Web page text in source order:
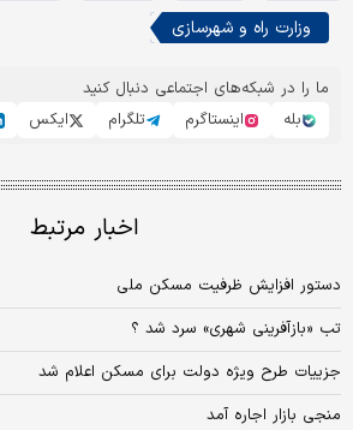
وزارت راه و شهرسازی
ما را در شبکه‌های اجتماعی دنبال کنید
بله
اینستاگرم تلگرام ایکس
اخبار مرتبط
دستور افزایش ظرفیت مسکن ملی
تب «بازآفرینی شهری» سرد شد ؟
جزییات طرح ویژه دولت برای مسکن اعلام شد
منجی بازار اجاره آمد